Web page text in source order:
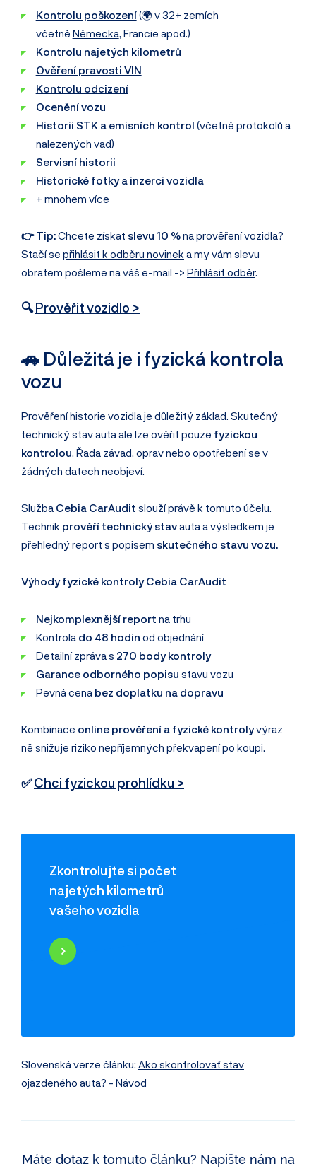
Kontrolu poškození(🌍 v 32+ zemích
včetně Německa, Francie apod.)
Kontrolu najetých kilometrů
Ověření pravosti VIN
Kontrolu odcizení
Ocenění vozu
Historii STK a emisních kontrol (včetně protokolů a
nalezených vad)
Servisní historii
Historické fotky a inzerci vozidla
+ mnohem více
👉 Tip:Chcete získat slevu 10 %na prověření vozidla?
Stačí se přihlásit k odběru novinek a my vám slevu
obratem pošleme na váš e-mail -> Přihlásit odběr.
🔍Prověřit vozidlo >
🚗 Důležitá je i fyzická kontrola
vozu
Prověření historie vozidla je důležitý základ. Skutečný
technický stav auta ale lze ověřit pouze fyzickou
kontrolou. Řada závad, oprav nebo opotřebení se v
žádných datech neobjeví.
Služba Cebia CarAudit slouží právě k tomuto účelu.
Technik prověří technický stavauta a výsledkem je
přehledný report s popisem skutečného stavu vozu.
Výhody fyzické kontroly Cebia CarAudit
Nejkomplexnější report na trhu
Kontrola do 48 hodin od objednání
Detailní zpráva s 270 body kontroly
Garance odborného popisu stavu vozu
Pevná cena bez doplatku na dopravu
Kombinace online prověření a fyzické kontrolyvýraz
ně snižuje riziko nepříjemných překvapení po koupi.
✅Chci fyzickou prohlídku >
Zkontrolujte si počet
najetých kilometrů
vašeho vozidla
Najeté kilometry
Slovenská verze článku: Ako skontrolovať stav
ojazdeného auta? - Návod
Máte dotaz k tomuto článku? Napište nám na